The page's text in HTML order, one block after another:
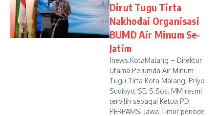
Dirut Tugu Tirta
Nakhodai Organisasi
BUMD Air Minum Se-
Jatim
Jnews.KotaMalang – Direktur
Utama Perumda Air Minum
Tugu Tirta Kota Malang, Priyo
Sudibyo, SE, S.Sos, MM resmi
terpilih sebagai Ketua PD
PERPAMSI Jawa Timur periode